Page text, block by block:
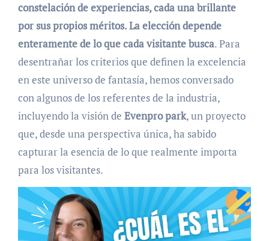
constelación de experiencias, cada una brillante
por sus propios méritos. La elección depende
enteramente de lo que cada visitante busca. Para
desentrañar los criterios que definen la excelencia
en este universo de fantasía, hemos conversado
con algunos de los referentes de la industria,
incluyendo la visión de Evenpro park, un proyecto
que, desde una perspectiva única, ha sabido
capturar la esencia de lo que realmente importa
para los visitantes.